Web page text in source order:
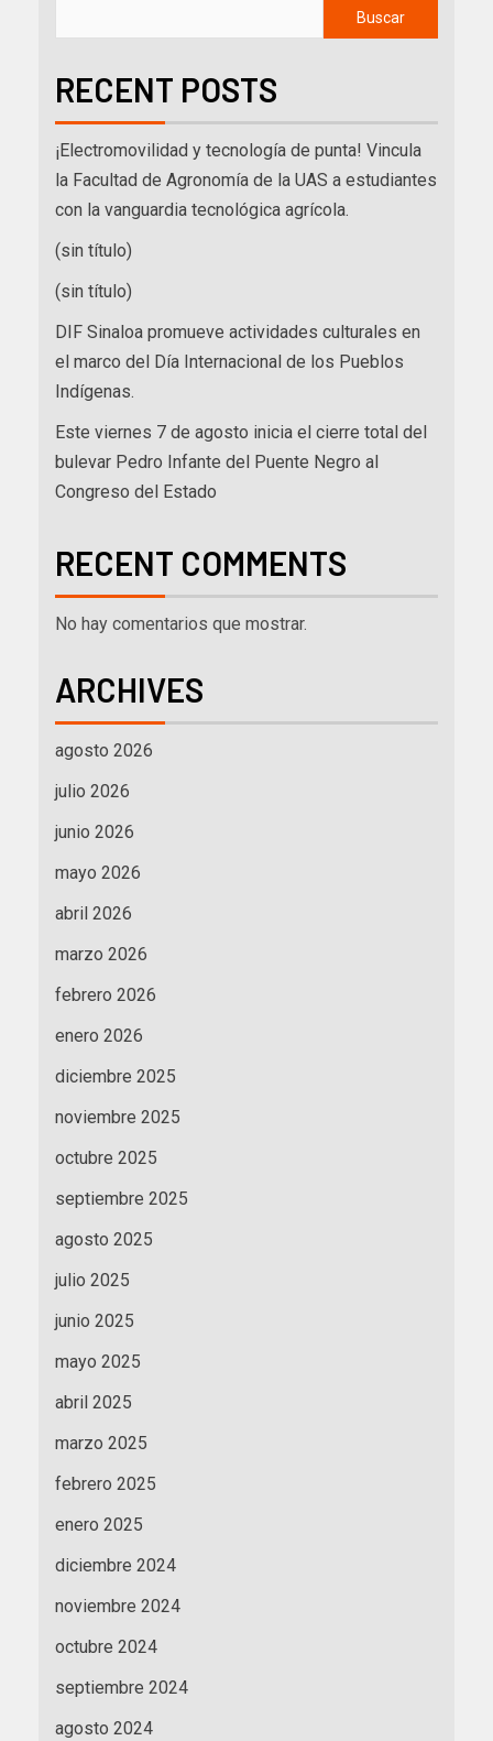
Buscar
RECENT POSTS
¡Electromovilidad y tecnología de punta! Vincula
la Facultad de Agronomía de la UAS a estudiantes
con la vanguardia tecnológica agrícola.
(sin título)
(sin título)
DIF Sinaloa promueve actividades culturales en
el marco del Día Internacional de los Pueblos
Indígenas.
Este viernes 7 de agosto inicia el cierre total del
bulevar Pedro Infante del Puente Negro al
Congreso del Estado
RECENT COMMENTS
No hay comentarios que mostrar.
ARCHIVES
agosto 2026
julio 2026
junio 2026
mayo 2026
abril 2026
marzo 2026
febrero 2026
enero 2026
diciembre 2025
noviembre 2025
octubre 2025
septiembre 2025
agosto 2025
julio 2025
junio 2025
mayo 2025
abril 2025
marzo 2025
febrero 2025
enero 2025
diciembre 2024
noviembre 2024
octubre 2024
septiembre 2024
agosto 2024